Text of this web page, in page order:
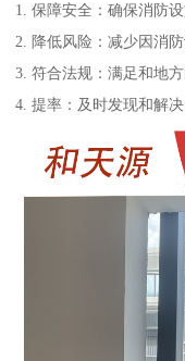
1. 保障安全：确保消防
2. 降低风险：减少因消
3. 符合法规：满足和地方
4. 提率：及时发现和解